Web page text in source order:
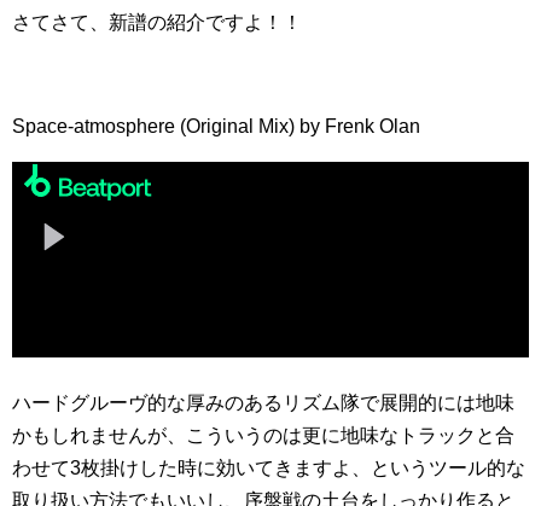
さてさて、新譜の紹介ですよ！！
Space-atmosphere (Original Mix) by Frenk Olan
ハードグルーヴ的な厚みのあるリズム隊で展開的には地味
かもしれませんが、こういうのは更に地味なトラックと合
わせて3枚掛けした時に効いてきますよ、というツール的な
取り扱い方法でもいいし、序盤戦の土台をしっかり作ると